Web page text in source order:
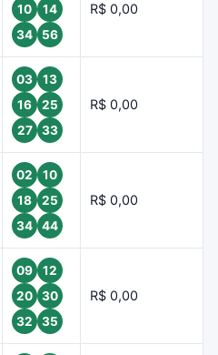
10
14
34
56
R$ 0,00
03
13
16
25
27
33
R$ 0,00
02
10
18
25
34
44
R$ 0,00
09
12
20
30
32
35
R$ 0,00